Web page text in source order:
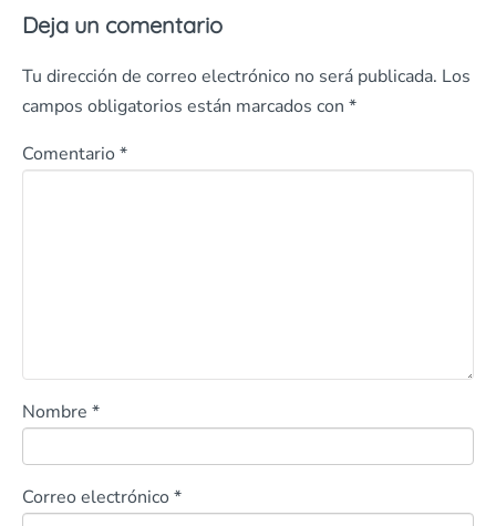
Deja un comentario
Tu dirección de correo electrónico no será publicada. Los
campos obligatorios están marcados con *
Comentario *
Nombre *
Correo electrónico *